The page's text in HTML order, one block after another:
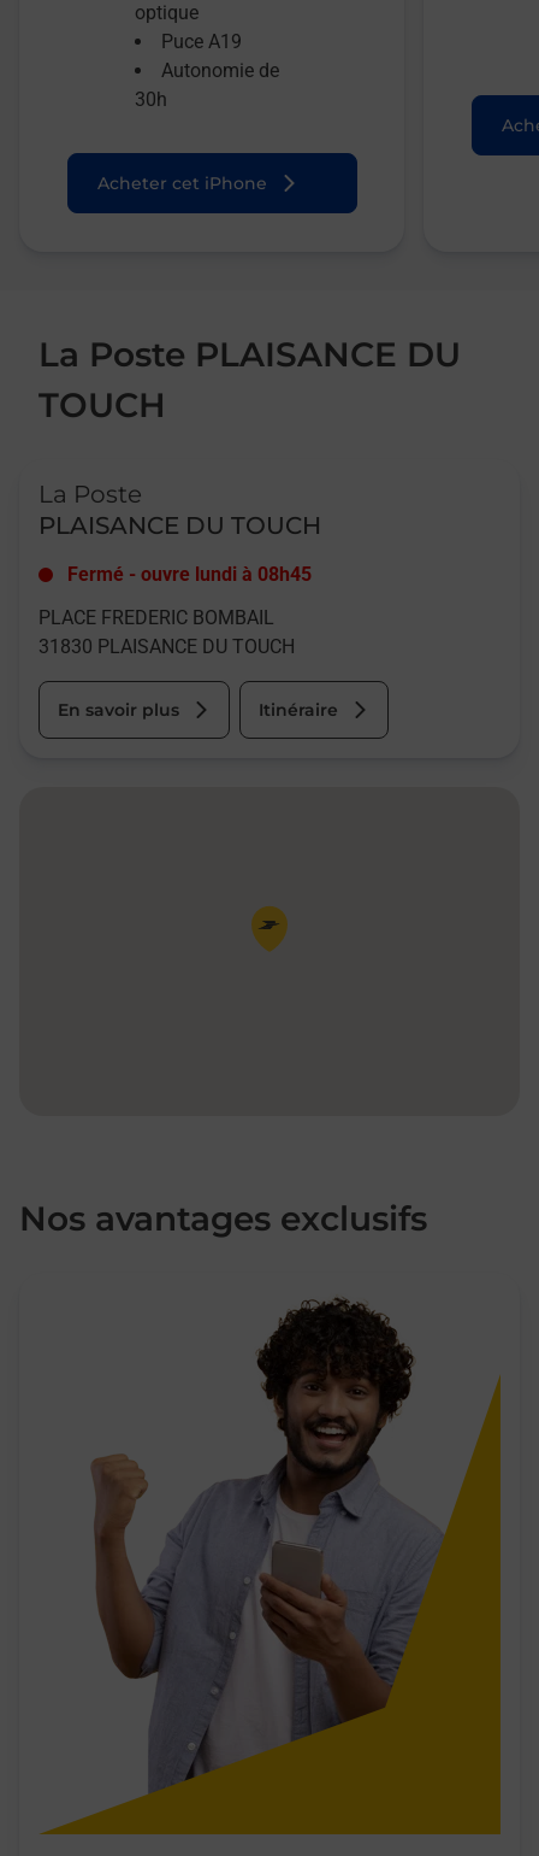
optique
Puce A19
Autonomie de
30h
Acheter cet iPhone
La Poste PLAISANCE DU
TOUCH
La Poste
PLAISANCE DU TOUCH
Fermé - ouvre lundi à 08h45
PLACE FREDERIC BOMBAIL
31830 PLAISANCE DU TOUCH
En savoir plus Itinéraire
Pin de la carte
Nos avantages exclusifs